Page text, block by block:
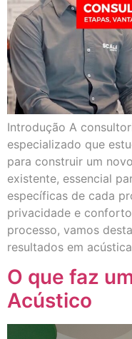
Introdução A
especializado que
para construir um
existente, essencial
específicas de cada
privacidade e
processo, vamos
resultados em
O que faz
Acústico